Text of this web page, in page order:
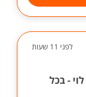
לפני 11 שעות
- בכל